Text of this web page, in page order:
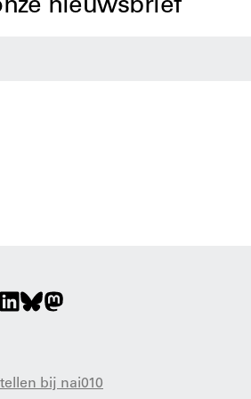
nieuwsbrief
bij nai010